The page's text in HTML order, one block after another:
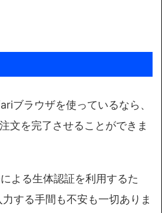
ブラウザを使っているなら、
文を完了させることができま
よる生体認証を利用するた
する手間も不安も一切ありま